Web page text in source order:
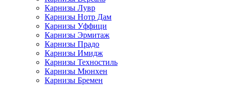
Карнизы Лувр
Карнизы Нотр Дам
Карнизы Уффици
Карнизы Эрмитаж
Карнизы Прадо
Карнизы Имидж
Карнизы Техностиль
Карнизы Мюнхен
Карнизы Бремен